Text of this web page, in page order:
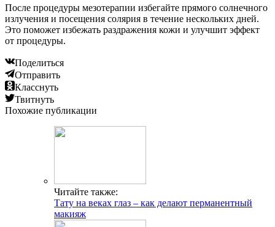
После процедуры мезотерапии избегайте прямого солнечного
излучения и посещения солярия в течение нескольких дней.
Это поможет избежать раздражения кожи и улучшит эффект
от процедуры.
Поделиться
Отправить
Класснуть
Твитнуть
Похожие публикации
Читайте также:
Тату на веках глаз – как делают перманентный
макияж